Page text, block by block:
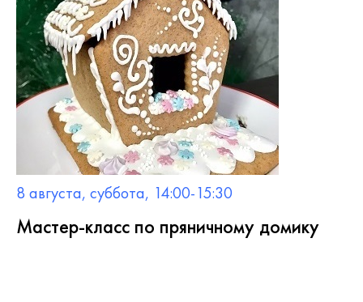
8 августа, суббота, 14:00-15:30
Мастер-класс по пряничному домику